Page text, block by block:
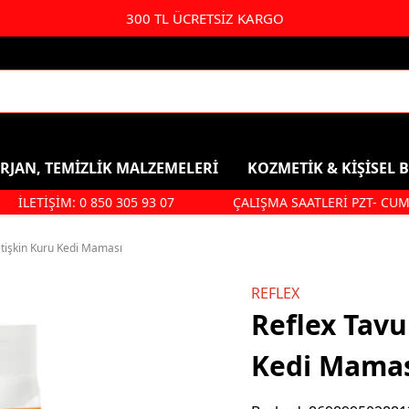
300 TL ÜCRETSİZ KARGO
Kişisel Bakım & Kozmetik
Saç Bakımı
Duş,
TEMİZLİK MALZEMELERİ KOZMETİK & KİŞİSEL
İLETİŞİM: 0 850 305 93 07 ÇALIŞMA SAATLERİ PZT-
Kuru Kedi Maması
REFLEX
Reflex
Kedi